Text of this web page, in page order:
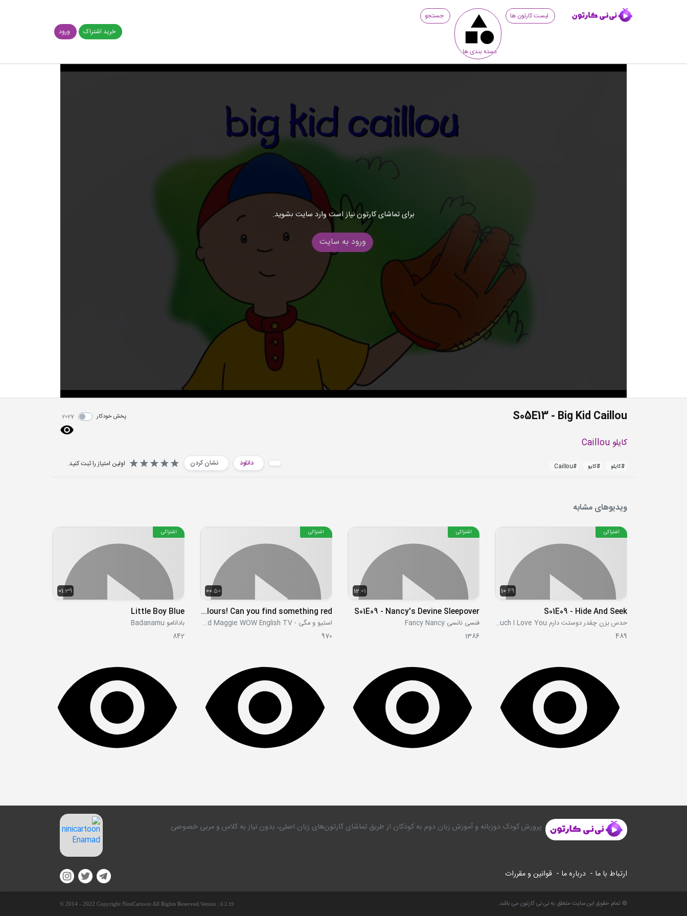
لیست کارتون ها
دسته بندی ها
جستجو
خرید اشتراک
ورود
برای تماشای کارتون نیاز است وارد سایت بشوید.
ورود به سایت
S05E13 - Big Kid Caillou پخش خودکار 2027
کایلو Caillou
#کایلو #کایو #
Caillou دانلود نشان کردن اولین امتیاز را ثبت کنید.
ویدیوهای مشابه
10:49
اشتراکی
S01E09 - Hide And Seek
حدس بزن چقدر دوستت دارم Guess How Much I Love You
489
12:01
اشتراکی
S01E09 - Nancy's Devine Sleepover
فنسی نانسی Fancy Nancy
1386
00:50
اشتراکی
Colours! Can you find something red
استیو و مگی - Steve and Maggie WOW English TV
970
01:39
اشتراکی
Little Boy Blue
بادانامو Badanamu
842
پرورش کودک دوزبانه و آموزش زبان دوم به کودکان از طریق تماشای کارتون‌های زبان اصلی، بدون نیاز به کلاس و مربی خصوصی
ارتباط با ما - درباره ما - قوانین و مقررات
© تمام حقوق این سایت متعلق به نی نی کارتون می باشد. © 2014 - 2022 Copyright NiniCartoon All Rights Reserved. Version : 0.2.19